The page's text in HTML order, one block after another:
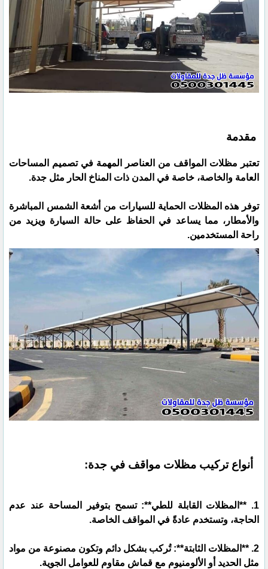
مقدمة
تعتبر مظلات المواقف من العناصر المهمة في تصميم المساحات
العامة والخاصة، خاصة في المدن ذات المناخ الحار مثل جدة.
توفر هذه المظلات الحماية للسيارات من أشعة الشمس المباشرة
والأمطار، مما يساعد في الحفاظ على حالة السيارة ويزيد من
راحة المستخدمين.
أنواع تركيب مظلات مواقف في جدة:
1. **المظلات القابلة للطي**: تسمح بتوفير المساحة عند عدم
الحاجة، وتستخدم عادةً في المواقف الخاصة.
2. **المظلات الثابتة**: تُركب بشكل دائم وتكون مصنوعة من مواد
مثل الحديد أو الألومنيوم مع قماش مقاوم للعوامل الجوية.